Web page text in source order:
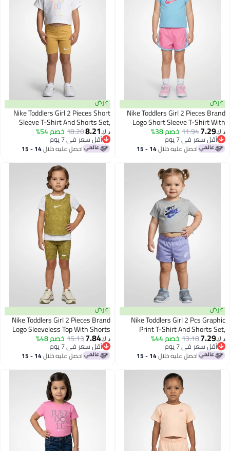
عرض
Nike Toddlers Girl 2 Pieces Brand
Logo Short Sleeve T-Shirt With
Shorts Set, Multicolor
د.ك‏7.29
11.94خصم 38%
أقل سعر في 7 يوم
أقل سعر في 7 يوماحصل عليه خلال 14 - 15
عرض
Nike Toddlers Girl 2 Pieces Short
Sleeve T-Shirt And Shorts Set,
Multicolor
د.ك‏8.21
18.20خصم 54%
أقل سعر في 7 يوم
أقل سعر في 7 يوماحصل عليه خلال 14 - 15
عرض
Nike Toddlers Girl 2 Pcs Graphic
Print T-Shirt And Shorts Set,
Multicolor
د.ك‏7.29
13.18خصم 44%
أقل سعر في 7 يوم
أقل سعر في 7 يوماحصل عليه خلال 14 - 15
عرض
Nike Toddlers Girl 2 Pieces Brand
Logo Sleeveless Top With Shorts
Set, Olive
د.ك‏7.84
15.13خصم 48%
أقل سعر في 7 يوم
أقل سعر في 7 يوماحصل عليه خلال 14 - 15